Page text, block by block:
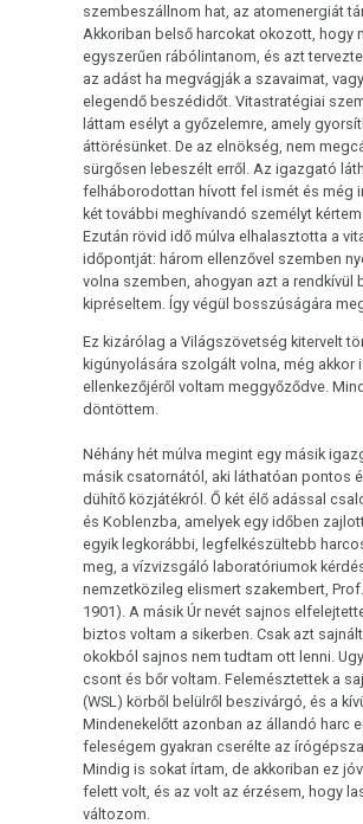
szembeszállnom hat, az atomenergiát
Akkoriban belső harcokat okozott, hogy
egyszerűen rábólintanom, és azt
az adást ha megvágják a szavaimat,
elegendő beszédidőt. Vitastratégiai
láttam esélyt a győzelemre, amely
áttörésünket. De az elnökség, nem
sürgősen lebeszélt erről. Az igazgató
felháborodottan hívott fel ismét és még
két további meghívandó személyt
Ezután rövid idő múlva elhalasztotta a
időpontját: három ellenzővel szemben
volna szemben, ahogyan azt a rendkívül
kipréseltem. Így végül bosszúságára
Ez kizárólag a Világszövetség kitervelt
kigúnyolására szolgált volna, még akkor
ellenkezőjéről voltam meggyőződve.
döntöttem.
Néhány hét múlva megint egy másik
másik csatornától, aki láthatóan pontos
dühítő közjátékról. Ő két élő adással
és Koblenzba, amelyek egy időben
egyik legkorábbi, legfelkészültebb
meg, a vízvizsgáló laboratóriumok
nemzetközileg elismert szakembert,
1901). A másik Úr nevét sajnos
biztos voltam a sikerben. Csak azt
okokból sajnos nem tudtam ott lenni.
csont és bőr voltam. Felemésztettek a
(WSL) körből belülről beszivárgó, és a
Mindenekelőtt azonban az állandó harc
feleségem gyakran cserélte az
Mindig is sokat írtam, de akkoriban ez
felett volt, és az volt az érzésem, hogy
változom.